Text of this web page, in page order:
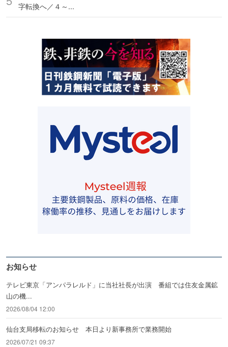
字転換へ／４～...
お知らせ
テレビ東京「アンパラレルド」に当社社長が出演 番組では住友金属鉱
山の機...
2026/08/04 12:00
仙台支局移転のお知らせ 本日より新事務所で業務開始
2026/07/21 09:37